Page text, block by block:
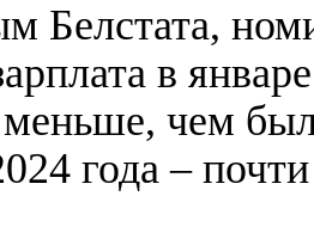
Белстата,
в
чем
года –